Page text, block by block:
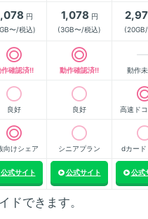
円
〜/税込)
1,078 円
(3GB〜/税込)
作確認済!! 動作確認済!! 動作
良好 良好 高速ド
向けシェア シニアプラン dカード
公式サイト 公式サイト 公式
ドできます。